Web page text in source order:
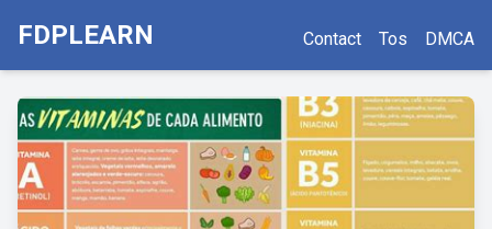
FDPLEARN Contact Tos DMCA